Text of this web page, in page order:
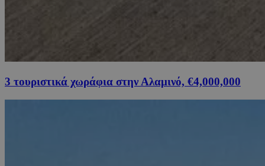
3 τουριστικά χωράφια στην Αλαμινό, €4,000,000